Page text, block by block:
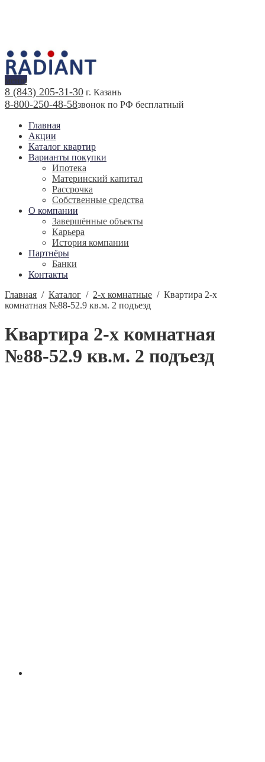
меню
8 (843) 205-31-30 г. Казань
8-800-250-48-58звонок по РФ бесплатный
Главная
Акции
Каталог квартир
Варианты покупки
Ипотека
Материнский капитал
Рассрочка
Собственные средства
О компании
Завершённые объекты
Карьера
История компании
Партнёры
Банки
Контакты
Главная / Каталог / 2-х комнатные / Квартира 2-х
комнатная №88-52.9 кв.м. 2 подъезд
Квартира 2-х комнатная
№88-52.9 кв.м. 2 подъезд